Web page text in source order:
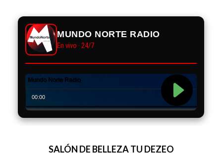
MUNDO NORTE RADIO
En vivo · 24/7
SALÓN DE BELLEZA TU DEZEO